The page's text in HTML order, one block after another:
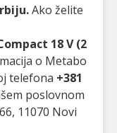
Ako želite
18 V (2
o Metabo
telefona +381
poslovnom
11070 Novi